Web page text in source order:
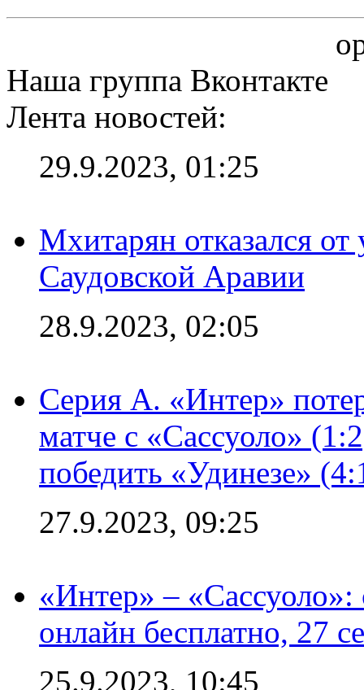
Наша группа Вконтакте
Лента новостей:
29.9.2023, 01:25
Мхитарян отказался от
Саудовской Аравии
28.9.2023, 02:05
Серия А. «Интер»
матче с «Сассуоло»
победить «Удинезе»
27.9.2023, 09:25
«Интер» –
онлайн бесплатно, 27
25.9.2023, 10:45